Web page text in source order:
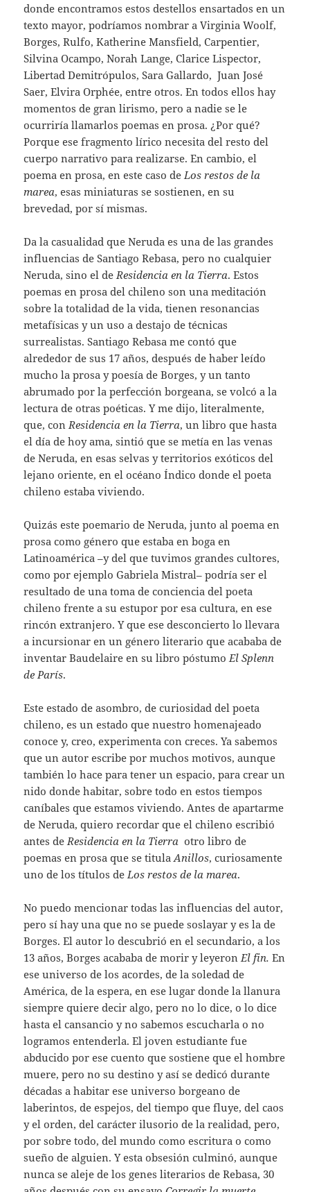
donde encontramos estos destellos ensartados en un
texto mayor, podríamos nombrar a Virginia Woolf,
Borges, Rulfo, Katherine Mansfield, Carpentier,
Silvina Ocampo, Norah Lange, Clarice Lispector,
Libertad Demitrópulos, Sara Gallardo, Juan José
Saer, Elvira Orphée, entre otros. En todos ellos hay
momentos de gran lirismo, pero a nadie se le
ocurriría llamarlos poemas en prosa. ¿Por qué?
Porque ese fragmento lírico necesita del resto del
cuerpo narrativo para realizarse. En cambio, el
poema en prosa, en este caso de Los restos de la
marea, esas miniaturas se sostienen, en su
brevedad, por sí mismas.
Da la casualidad que Neruda es una de las grandes
influencias de Santiago Rebasa, pero no cualquier
Neruda, sino el de Residencia en la Tierra. Estos
poemas en prosa del chileno son una meditación
sobre la totalidad de la vida, tienen resonancias
metafísicas y un uso a destajo de técnicas
surrealistas. Santiago Rebasa me contó que
alrededor de sus 17 años, después de haber leído
mucho la prosa y poesía de Borges, y un tanto
abrumado por la perfección borgeana, se volcó a la
lectura de otras poéticas. Y me dijo, literalmente,
que, con Residencia en la Tierra, un libro que hasta
el día de hoy ama, sintió que se metía en las venas
de Neruda, en esas selvas y territorios exóticos del
lejano oriente, en el océano Índico donde el poeta
chileno estaba viviendo.
Quizás este poemario de Neruda, junto al poema en
prosa como género que estaba en boga en
Latinoamérica –y del que tuvimos grandes cultores,
como por ejemplo Gabriela Mistral– podría ser el
resultado de una toma de conciencia del poeta
chileno frente a su estupor por esa cultura, en ese
rincón extranjero. Y que ese desconcierto lo llevara
a incursionar en un género literario que acababa de
inventar Baudelaire en su libro póstumo El Splenn
de París.
Este estado de asombro, de curiosidad del poeta
chileno, es un estado que nuestro homenajeado
conoce y, creo, experimenta con creces. Ya sabemos
que un autor escribe por muchos motivos, aunque
también lo hace para tener un espacio, para crear un
nido donde habitar, sobre todo en estos tiempos
caníbales que estamos viviendo. Antes de apartarme
de Neruda, quiero recordar que el chileno escribió
antes de Residencia en la Tierra otro libro de
poemas en prosa que se titulaAnillos, curiosamente
uno de los títulos de Los restos de la marea.
No puedo mencionar todas las influencias del autor,
pero sí hay una que no se puede soslayar y es la de
Borges. El autor lo descubrió en el secundario, a los
13 años, Borges acababa de morir y leyeron El fin.En
ese universo de los acordes, de la soledad de
América, de la espera, en ese lugar donde la llanura
siempre quiere decir algo, pero no lo dice, o lo dice
hasta el cansancio y no sabemos escucharla o no
logramos entenderla. El joven estudiante fue
abducido por ese cuento que sostiene que el hombre
muere, pero no su destino y así se dedicó durante
décadas a habitar ese universo borgeano de
laberintos, de espejos, del tiempo que fluye, del caos
y el orden, del carácter ilusorio de la realidad, pero,
por sobre todo, del mundo como escritura o como
sueño de alguien. Y esta obsesión culminó, aunque
nunca se aleje de los genes literarios de Rebasa, 30